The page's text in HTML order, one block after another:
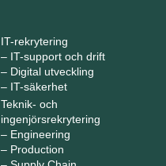
IT-rekrytering
– IT-support och drift
– Digital utveckling
– IT-säkerhet
Teknik- och
ingenjörsrekrytering
– Engineering
– Production